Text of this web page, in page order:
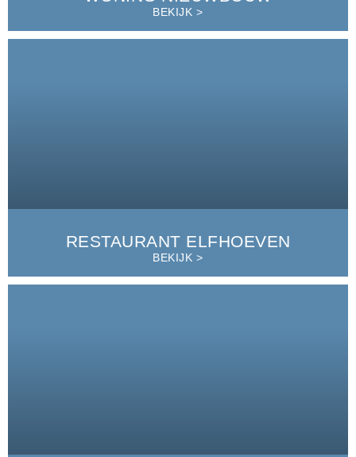
BEKIJK >
RESTAURANT ELFHOEVEN
BEKIJK >